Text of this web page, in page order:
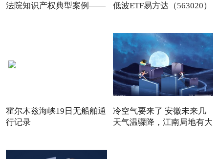
法院知识产权典型案例——
低波ETF易方达（563020）
霍尔木兹海峡19日无船舶通
行记录
冷空气要来了 安徽未来几
天气温骤降，江南局地有大